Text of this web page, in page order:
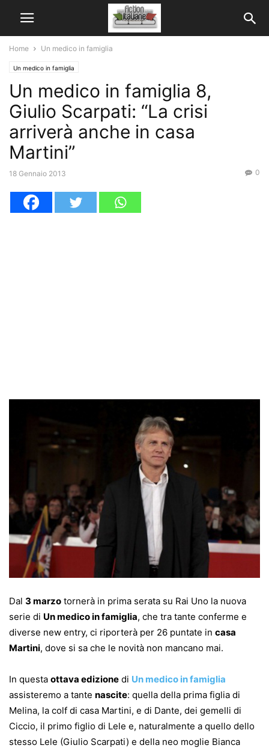
Home Un medico in famiglia
Un medico in famiglia
Un medico in famiglia 8,
Giulio Scarpati: “La crisi
arriverà anche in casa
Martini”
18 Gennaio 2013 0
Dal 3 marzo tornerà in prima serata su Rai Uno la nuova
serie di Un medico in famiglia, che tra tante conferme e
diverse new entry, ci riporterà per 26 puntate in casa
Martini, dove si sa che le novità non mancano mai.
In questa ottava edizione di Un medico in famiglia
assisteremo a tante nascite: quella della prima figlia di
Melina, la colf di casa Martini, e di Dante, dei gemelli di
Ciccio, il primo figlio di Lele e, naturalmente a quello dello
stesso Lele (Giulio Scarpati) e della neo moglie Bianca